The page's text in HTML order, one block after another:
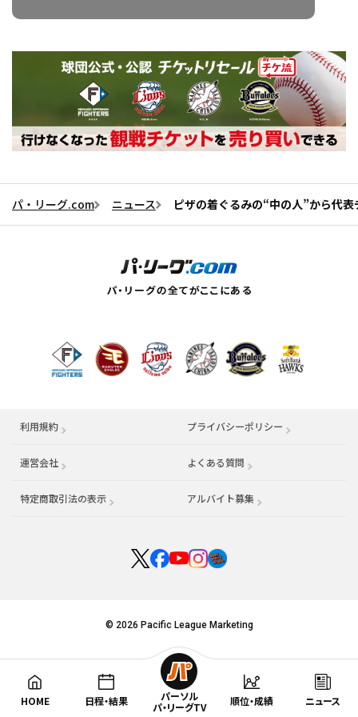
パ・リーグ.com ニュース ピザの着ぐるみの“中の人”から代
利用規約 プライバシーポリシー
運営会社 （別ウィンドウで開く） よくある質問
特定商取引法の表示 アルバイト募集 （別ウィンドウで開く
© 2026 Pacific League Marketing
HOME 日程・結果
パーソル
パ・リーグTV
順位・成績 ニュース